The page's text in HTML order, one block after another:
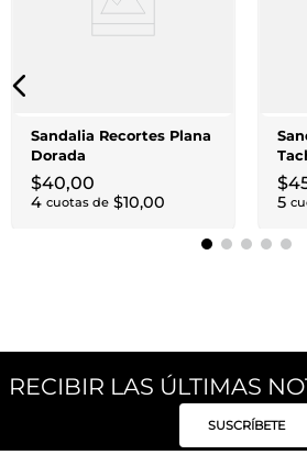
Sandalia Recortes Plana
Dorada
$40,00
4 cuotas de $10,00
$
5
RECIBIR LAS ÚLTIMAS
SUSCRÍBETE